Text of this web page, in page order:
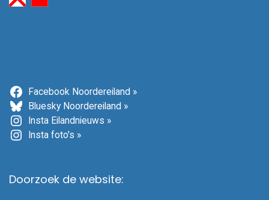
Facebook Noordereiland »
Bluesky Noordereiland »
Insta Eilandnieuws »
Insta foto's »
Doorzoek de website: